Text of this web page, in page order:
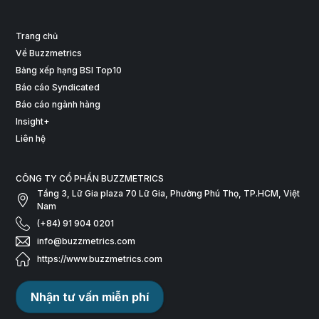
Trang chủ
Về Buzzmetrics
Bảng xếp hạng BSI Top10
Báo cáo Syndicated
Báo cáo ngành hàng
Insight+
Liên hệ
CÔNG TY CỔ PHẦN BUZZMETRICS
Tầng 3, Lữ Gia plaza 70 Lữ Gia, Phường Phú Thọ, TP.HCM, Việt
Nam
(+84) 91 904 0201
info@buzzmetrics.com
https://www.buzzmetrics.com
Nhận tư vấn miễn phí